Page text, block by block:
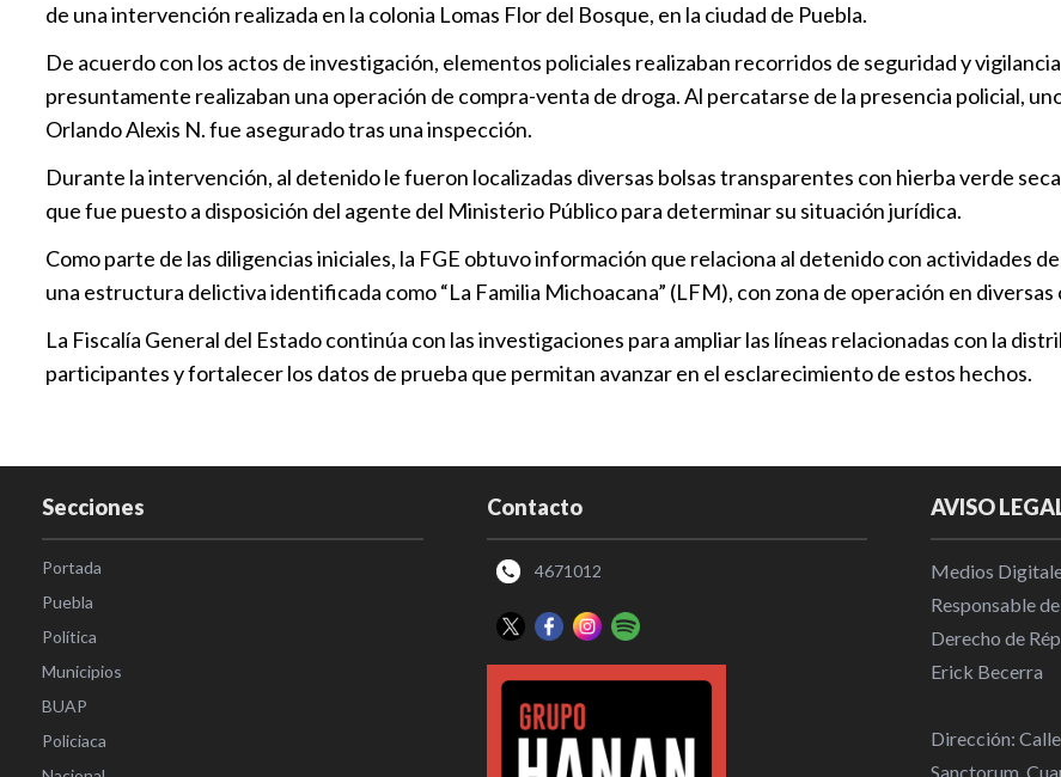
Policiaca |
por
Policiaca
56 años de
Paulina N.
Policiaca |
Policiaca |
de una intervención realizada en la colonia Lomas Flor del Bosque, en la ciudad de Puebla.
De acuerdo con los actos de investigación, elementos policiales realizaban recorridos de seguridad y
presuntamente realizaban una operación de compra-venta de droga. Al percatarse de la presencia policial,
Orlando Alexis N. fue asegurado tras una inspección.
Durante la intervención, al detenido le fueron localizadas diversas bolsas transparentes con hierba verde
que fue puesto a disposición del agente del Ministerio Público para determinar su situación jurídica.
Como parte de las diligencias iniciales, la FGE obtuvo información que relaciona al detenido con actividades
una estructura delictiva identificada como “La Familia Michoacana” (LFM), con zona de operación en
La Fiscalía General del Estado continúa con las investigaciones para ampliar las líneas relacionadas con la
participantes y fortalecer los datos de prueba que permitan avanzar en el esclarecimiento de estos hechos.
Secciones
Portada
Puebla
Política
Municipios
BUAP
Policiaca
Contacto
4671012
AVISO
Medios
Responsable
Derecho de
Erick Becerra
Dirección:
Sanctorum,